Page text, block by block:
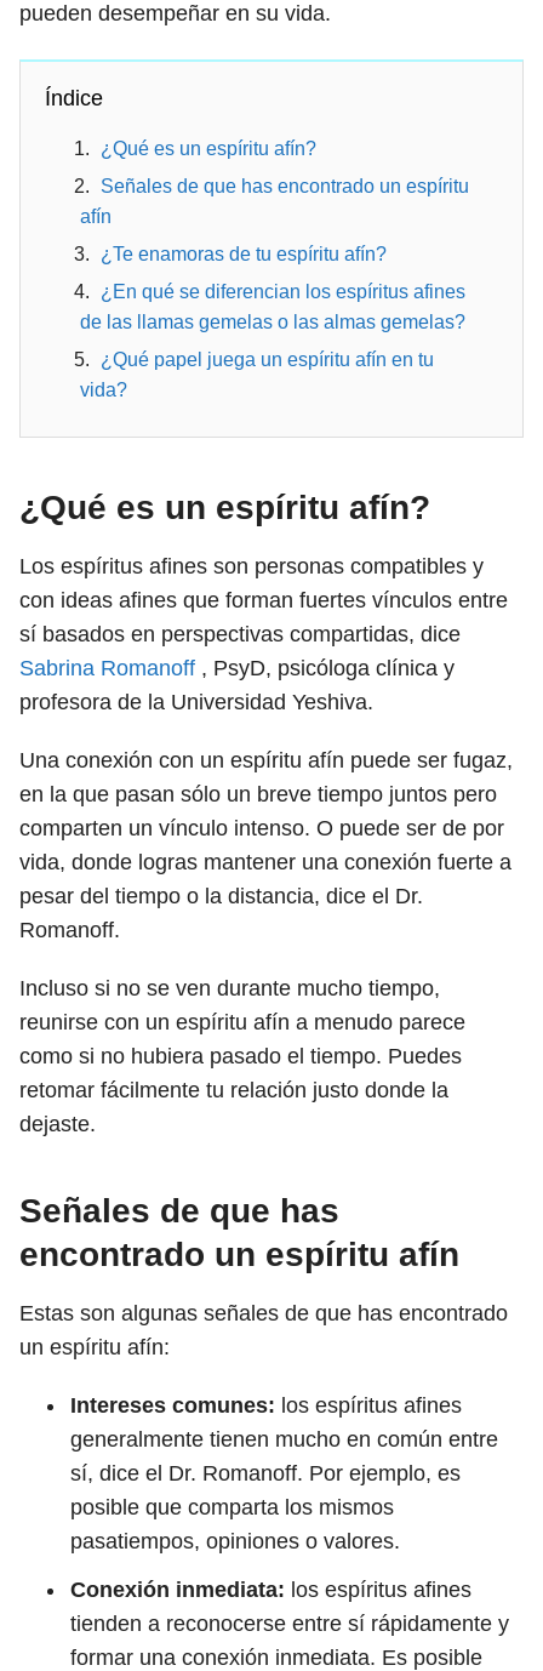
pueden desempeñar en su vida.
Índice
¿Qué es un espíritu afín?
Señales de que has encontrado un espíritu
afín
¿Te enamoras de tu espíritu afín?
¿En qué se diferencian los espíritus afines
de las llamas gemelas o las almas gemelas?
¿Qué papel juega un espíritu afín en tu
vida?
¿Qué es un espíritu afín?
Los espíritus afines son personas compatibles y
con ideas afines que forman fuertes vínculos entre
sí basados ​​en perspectivas compartidas, dice
Sabrina Romanoff , PsyD, psicóloga clínica y
profesora de la Universidad Yeshiva.
Una conexión con un espíritu afín puede ser fugaz,
en la que pasan sólo un breve tiempo juntos pero
comparten un vínculo intenso. O puede ser de por
vida, donde logras mantener una conexión fuerte a
pesar del tiempo o la distancia, dice el Dr.
Romanoff.
Incluso si no se ven durante mucho tiempo,
reunirse con un espíritu afín a menudo parece
como si no hubiera pasado el tiempo. Puedes
retomar fácilmente tu relación justo donde la
dejaste.
Señales de que has
encontrado un espíritu afín
Estas son algunas señales de que has encontrado
un espíritu afín:
Intereses comunes: los espíritus afines
generalmente tienen mucho en común entre
sí, dice el Dr. Romanoff. Por ejemplo, es
posible que comparta los mismos
pasatiempos, opiniones o valores.
Conexión inmediata: los espíritus afines
tienden a reconocerse entre sí rápidamente y
formar una conexión inmediata. Es posible